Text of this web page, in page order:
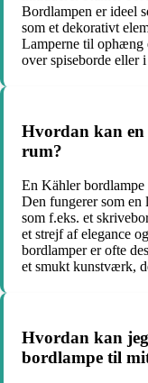
Bordlampen er ideel
som et dekorativt
Lamperne til ophæng
over spiseborde eller i
Hvordan kan
rum?
En Kähler
Den fungerer som en
som f.eks. et
et strejf af elegance
bordlamper er ofte
et smukt kunstværk,
Hvordan kan
bordlampe til